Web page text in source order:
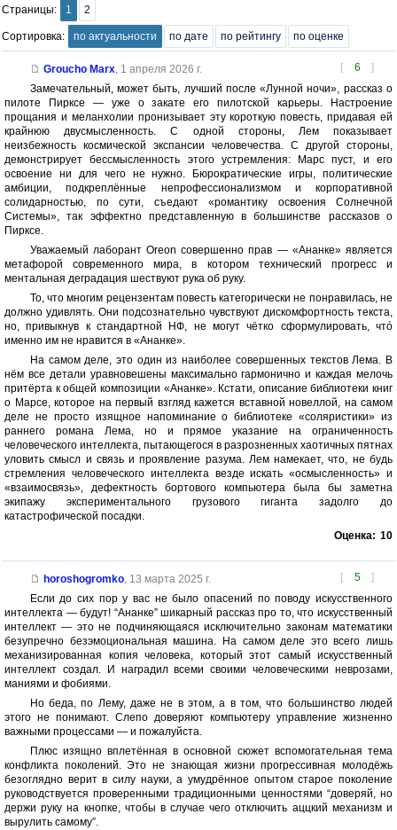
Страницы: 1 2
Сортировка: по актуальности по дате по рейтингу по оценке
[ 6 ]
Groucho Marx, 1 апреля 2026 г.
Замечательный, может быть, лучший после «Лунной ночи», рассказ о
пилоте Пирксе — уже о закате его пилотской карьеры. Настроение
прощания и меланхолии пронизывает эту короткую повесть, придавая ей
крайнюю двусмысленность. С одной стороны, Лем показывает
неизбежность космической экспансии человечества. С другой стороны,
демонстрирует бессмысленность этого устремления: Марс пуст, и его
освоение ни для чего не нужно. Бюрократические игры, политические
амбиции, подкреплённые непрофессионализмом и корпоративной
солидарностью, по сути, съедают «романтику освоения Солнечной
Системы», так эффектно представленную в большинстве рассказов о
Пирксе.
Уважаемый лаборант Oreon совершенно прав — «Ананке» является
метафорой современного мира, в котором технический прогресс и
ментальная деградация шествуют рука об руку.
То, что многим рецензентам повесть категорически не понравилась, не
должно удивлять. Они подсознательно чувствуют дискомфортность текста,
но, привыкнув к стандартной НФ, не могут чётко сформулировать, чтó
именно им не нравится в «Ананке».
На самом деле, это один из наиболее совершенных текстов Лема. В
нём все детали уравновешены максимально гармонично и каждая мелочь
притёрта к общей композиции «Ананке». Кстати, описание библиотеки книг
о Марсе, которое на первый взгляд кажется вставной новеллой, на самом
деле не просто изящное напоминание о библиотеке «соляристики» из
раннего романа Лема, но и прямое указание на ограниченность
человеческого интеллекта, пытающегося в разрозненных хаотичных пятнах
уловить смысл и связь и проявление разума. Лем намекает, что, не будь
стремления человеческого интеллекта везде искать «осмысленность» и
«взаимосвязь», дефектность бортового компьютера была бы заметна
экипажу экспериментального грузового гиганта задолго до
катастрофической посадки.
Оценка: 10
[ 5 ]
horoshogromko, 13 марта 2025 г.
Если до сих пор у вас не было опасений по поводу искусственного
интеллекта — будут! “Ананке” шикарный рассказ про то, что искусственный
интеллект — это не подчиняющаяся исключительно законам математики
безупречно безэмоциональная машина. На самом деле это всего лишь
механизированная копия человека, который этот самый искусственный
интеллект создал. И наградил всеми своими человеческими неврозами,
маниями и фобиями.
Но беда, по Лему, даже не в этом, а в том, что большинство людей
этого не понимают. Слепо доверяют компьютеру управление жизненно
важными процессами — и пожалуйста.
Плюс изящно вплетённая в основной сюжет вспомогательная тема
конфликта поколений. Это не знающая жизни прогрессивная молодёжь
безоглядно верит в силу науки, а умудрённое опытом старое поколение
руководствуется проверенными традиционными ценностями “доверяй, но
держи руку на кнопке, чтобы в случае чего отключить аццкий механизм и
вырулить самому”.